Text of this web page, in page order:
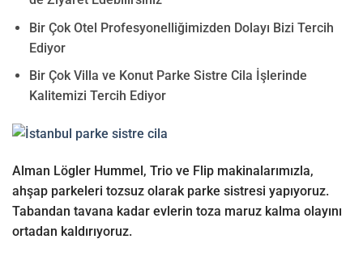
Bir Çok Otel Profesyonelliğimizden Dolayı Bizi Tercih
Ediyor
Bir Çok Villa ve Konut Parke Sistre Cila İşlerinde
Kalitemizi Tercih Ediyor
Alman Lögler Hummel, Trio ve Flip makinalarımızla,
ahşap parkeleri tozsuz olarak parke sistresi yapıyoruz.
Tabandan tavana kadar evlerin toza maruz kalma olayını
ortadan kaldırıyoruz.